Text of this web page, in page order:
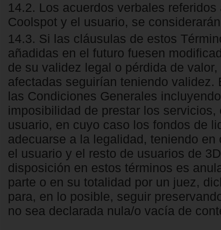
14.2. Los acuerdos verbales
Coolspot y el usuario, se
14.3. Si las cláusulas de estos
añadidas en el futuro fuesen
de su validez legal o pérdida de
afectadas seguirían teniendo
las Condiciones Generales
imposibilidad de prestar los
usuario, en cuyo caso los fondos de
adecuarse a la legalidad, teniendo
el usuario y el resto de usuarios de
disposición en estos términos es
parte o en su totalidad por un juez,
para, en lo posible, seguir
no sea declarada nula/o vacía de